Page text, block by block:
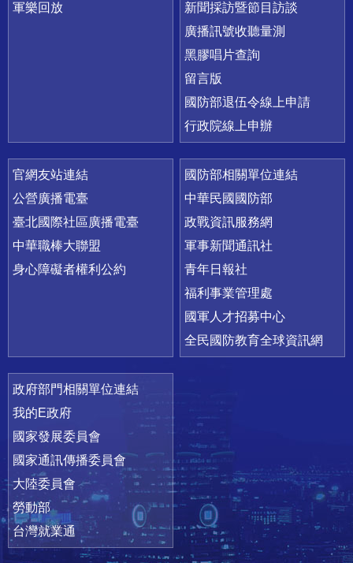
軍樂回放
新聞採訪暨節目訪談
廣播訊號收聽量測
黑膠唱片查詢
留言版
國防部退伍令線上申請
行政院線上申辦
官網友站連結
公營廣播電臺
臺北國際社區廣播電臺
中華職棒大聯盟
身心障礙者權利公約
國防部相關單位連結
中華民國國防部
政戰資訊服務網
軍事新聞通訊社
青年日報社
福利事業管理處
國軍人才招募中心
全民國防教育全球資訊網
政府部門相關單位連結
我的E政府
國家發展委員會
國家通訊傳播委員會
大陸委員會
勞動部
台灣就業通